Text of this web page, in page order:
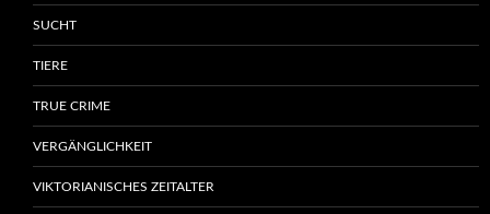
SUCHT
TIERE
TRUE CRIME
VERGÄNGLICHKEIT
VIKTORIANISCHES ZEITALTER